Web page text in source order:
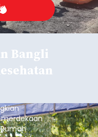
Bangli